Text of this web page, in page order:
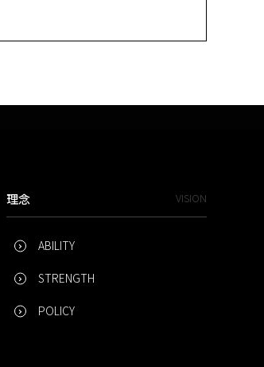
理念 VISION
ABILITY
STRENGTH
POLICY